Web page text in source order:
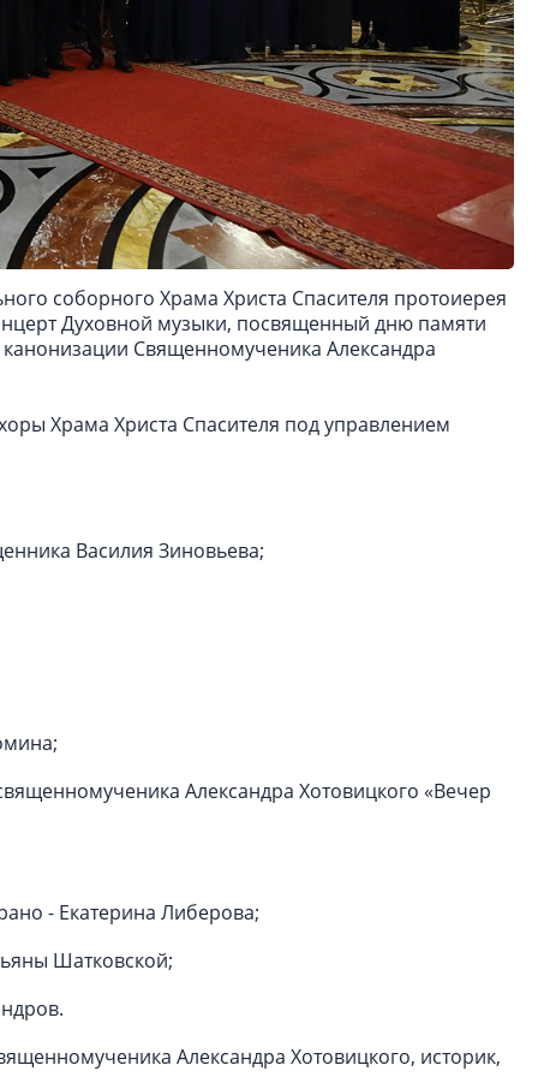
соборного Храма Христа Спасителя протоиерея
Духовной музыки, посвященный дню памяти
Священномученика Александра
Храма Христа Спасителя под управлением
Василия Зиновьева;
Александра Хотовицкого «Вечер
- Екатерина Либерова;
Шатковской;
Александра Хотовицкого, историк,